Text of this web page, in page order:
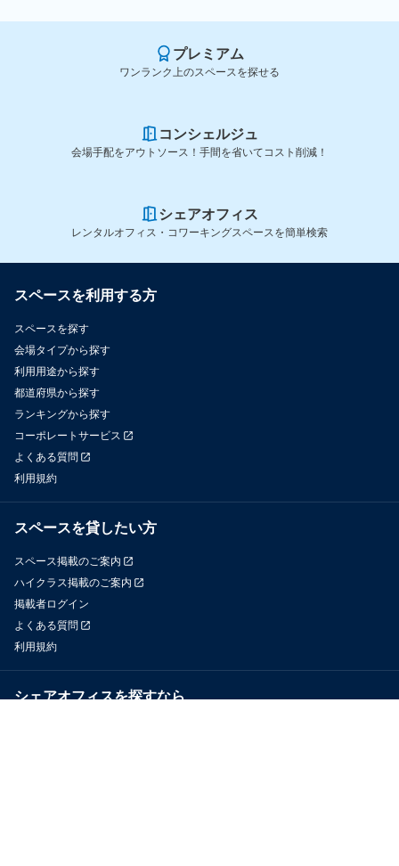
プレミアム
ワンランク上のスペースを探せる
コンシェルジュ
会場手配をアウトソース！手間を省いてコスト削減！
シェアオフィス
レンタルオフィス・コワーキングスペースを簡単検索
スペースを利用する方
スペースを探す
会場タイプから探す
利用用途から探す
都道府県から探す
ランキングから探す
コーポレートサービス
よくある質問
利用規約
スペースを貸したい方
スペース掲載のご案内
ハイクラス掲載のご案内
掲載者ログイン
よくある質問
利用規約
シェアオフィスを探すなら